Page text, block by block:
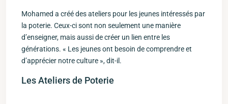
Mohamed‍ a créé⁤ des‌ ateliers pour les jeunes intéressés par⁤
la poterie. Ceux-ci sont ​non seulement une manière
d’enseigner, mais aussi de créer un lien entre les
générations. « Les jeunes ‍ont besoin ‌de comprendre et
d’apprécier notre culture », dit-il.
Les Ateliers⁣ de Poterie